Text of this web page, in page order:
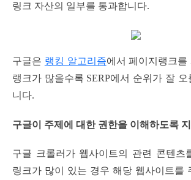
링크 자산의 일부를 통과합니다.
구글은 랭킹 알고리즘에서 페이지랭크를
랭크가 많을수록 SERP에서 순위가 잘
니다.
구글이 주제에 대한 권한을 이해하도록
구글 크롤러가 웹사이트의 관련 콘텐츠
링크가 많이 있는 경우 해당 웹사이트를